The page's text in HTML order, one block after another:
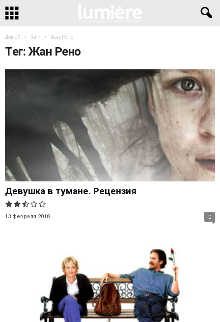
Домой Теги Жан Рено
Тег: Жан Рено
Девушка в тумане. Рецензия
13 февраля 2018 0